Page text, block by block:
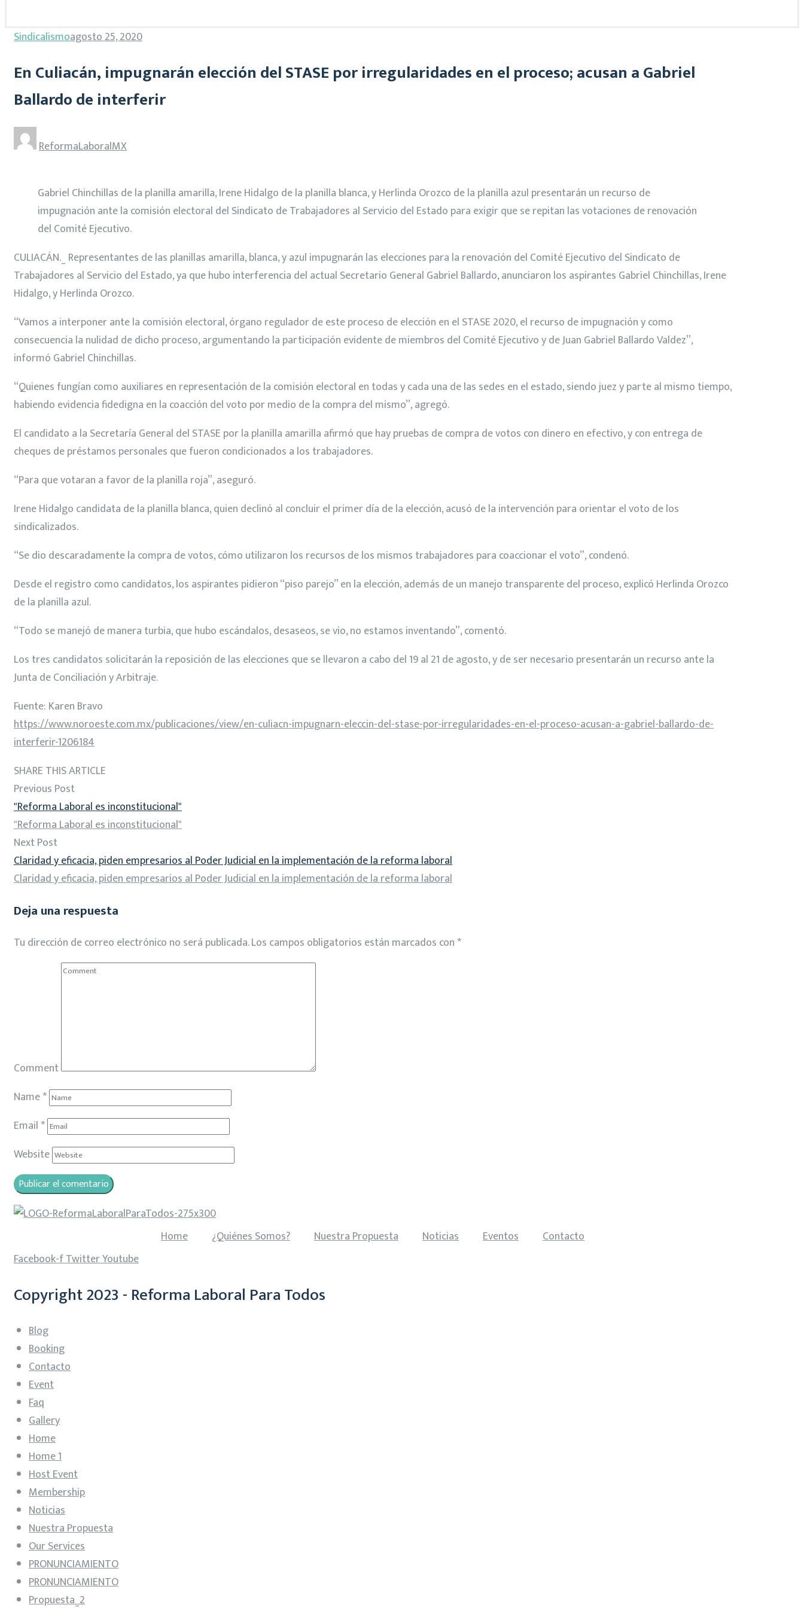
Sindicalismoagosto 25, 2020
En Culiacán, impugnarán elección del STASE por irregularidades en el proceso; acusan a Gabriel
Ballardo de interferir
ReformaLaboralMX
Gabriel Chinchillas de la planilla amarilla, Irene Hidalgo de la planilla blanca, y Herlinda Orozco de la planilla azul presentarán un recurso de
impugnación ante la comisión electoral del Sindicato de Trabajadores al Servicio del Estado para exigir que se repitan las votaciones de renovación
del Comité Ejecutivo.
CULIACÁN._ Representantes de las planillas amarilla, blanca, y azul impugnarán las elecciones para la renovación del Comité Ejecutivo del Sindicato de
Trabajadores al Servicio del Estado, ya que hubo interferencia del actual Secretario General Gabriel Ballardo, anunciaron los aspirantes Gabriel Chinchillas, Irene
Hidalgo, y Herlinda Orozco.
“Vamos a interponer ante la comisión electoral, órgano regulador de este proceso de elección en el STASE 2020, el recurso de impugnación y como
consecuencia la nulidad de dicho proceso, argumentando la participación evidente de miembros del Comité Ejecutivo y de Juan Gabriel Ballardo Valdez”,
informó Gabriel Chinchillas.
“Quienes fungían como auxiliares en representación de la comisión electoral en todas y cada una de las sedes en el estado, siendo juez y parte al mismo tiempo,
habiendo evidencia fidedigna en la coacción del voto por medio de la compra del mismo”, agregó.
El candidato a la Secretaría General del STASE por la planilla amarilla afirmó que hay pruebas de compra de votos con dinero en efectivo, y con entrega de
cheques de préstamos personales que fueron condicionados a los trabajadores.
“Para que votaran a favor de la planilla roja”, aseguró.
Irene Hidalgo candidata de la planilla blanca, quien declinó al concluir el primer día de la elección, acusó de la intervención para orientar el voto de los
sindicalizados.
“Se dio descaradamente la compra de votos, cómo utilizaron los recursos de los mismos trabajadores para coaccionar el voto”, condenó.
Desde el registro como candidatos, los aspirantes pidieron “piso parejo” en la elección, además de un manejo transparente del proceso, explicó Herlinda Orozco
de la planilla azul.
“Todo se manejó de manera turbia, que hubo escándalos, desaseos, se vio, no estamos inventando”, comentó.
Los tres candidatos solicitarán la reposición de las elecciones que se llevaron a cabo del 19 al 21 de agosto, y de ser necesario presentarán un recurso ante la
Junta de Conciliación y Arbitraje.
Fuente: Karen Bravo
https://www.noroeste.com.mx/publicaciones/view/en-culiacn-impugnarn-eleccin-del-stase-por-irregularidades-en-el-proceso-acusan-a-gabriel-ballardo-de-
interferir-1206184
SHARE THIS ARTICLE
Previous Post
"Reforma Laboral es inconstitucional"
"Reforma Laboral es inconstitucional"
Next Post
Claridad y eficacia, piden empresarios al Poder Judicial en la implementación de la reforma laboral
Claridad y eficacia, piden empresarios al Poder Judicial en la implementación de la reforma laboral
Deja una respuesta
Tu dirección de correo electrónico no será publicada.Los campos obligatorios están marcados con *
Comment
Name*
Email *
Website
Home ¿Quiénes Somos? Nuestra Propuesta Noticias Eventos
Contacto
Facebook-fTwitterYoutube
Copyright 2023 - Reforma Laboral Para Todos
Blog
Booking
Contacto
Event
Faq
Gallery
Home
Home 1
Host Event
Membership
Noticias
Nuestra Propuesta
Our Services
PRONUNCIAMIENTO
PRONUNCIAMIENTO
Propuesta_2